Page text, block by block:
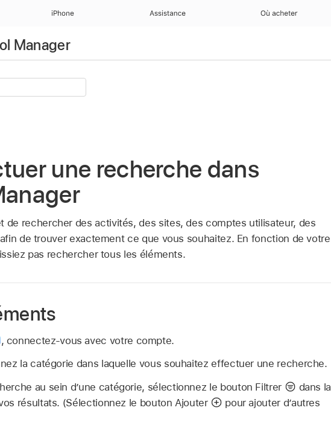
iPhone Assistance Où acheter
Manager
une recherche dans
de rechercher des activités, des sites, des comptes utilisateur, des
de trouver exactement ce que vous souhaitez. En fonction de votre
pas rechercher tous les éléments.
, connectez‑vous avec votre compte.
la catégorie dans laquelle vous souhaitez effectuer une recherche.
au sein d’une catégorie, sélectionnez le bouton Filtrer
dans la
résultats. (Sélectionnez le bouton Ajouter
pour ajouter d’autres